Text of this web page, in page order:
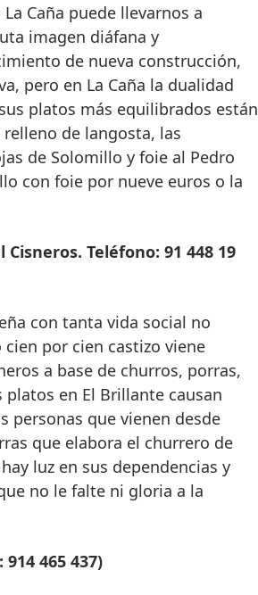
Caña puede llevarnos a
imagen diáfana y
de nueva construcción,
pero en La Caña la dualidad
platos más equilibrados están
de langosta, las
de Solomillo y foie al Pedro
con foie por nueve euros o la
Teléfono: 91 448 19
con tanta vida social no
por cien castizo viene
a base de churros, porras,
platos en El Brillante causan
personas que vienen desde
que elabora el churrero de
luz en sus dependencias y
no le falte ni gloria a la
465 437)